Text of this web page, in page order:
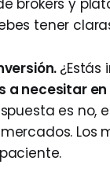
tener
¿Estás
a necesitar
es no,
Los